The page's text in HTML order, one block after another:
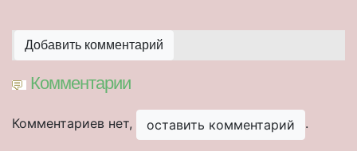
Добавить комментарий
Комментарии
Комментариев нет, оставить комментарий .